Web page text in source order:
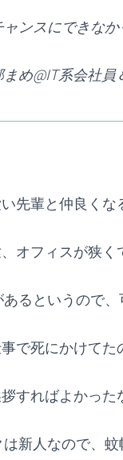
ャンスにできなか
め@IT系会社員
先輩と仲良くな
オフィスが狭く
あるというので
で死にかけてた
すればよかった
新人なので、蚊